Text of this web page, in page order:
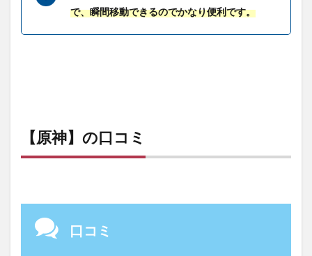
で、瞬間移動できるのでかなり便利です。
【原神】の口コミ
口コミ